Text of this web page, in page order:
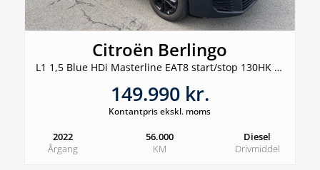
Citroën Berlingo
L1 1,5 Blue HDi Masterline EAT8 start/stop 130HK Van 8g Aut.
149.990 kr.
Kontantpris ekskl. moms
2022
Årgang
56.000
KM
Diesel
Drivmiddel